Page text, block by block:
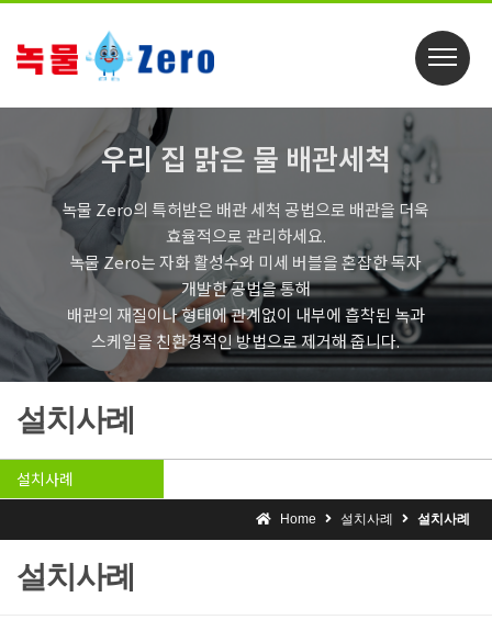
우리 집 맑은 물 배관세척
녹물 Zero의 특허받은 배관 세척 공법으로 배관을 더욱
효율적으로 관리하세요.
녹물 Zero는 자화 활성수와 미세 버블을 혼잡한 독자
개발한 공법을 통해
배관의 재질이나 형태에 관계없이 내부에 흡착된 녹과
스케일을 친환경적인 방법으로 제거해 줍니다.
설치사례
설치사례
Home 설치사례 설치사례
설치사례